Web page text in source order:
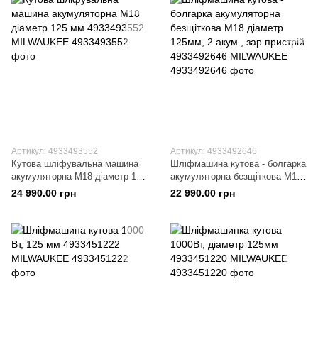
Артикул: 4933493552
Кутова шліфувальна машина
акумуляторна M18 діаметр 125
мм 4933493552 MILWAUKEE
24 990.00 грн
Артикул: 4933492646
Шліфмашина кутова - болгарка
акумуляторна безщіткова M18
діаметр 125мм, 2 акум.,
зар.пристрій 4933492646
22 990.00 грн